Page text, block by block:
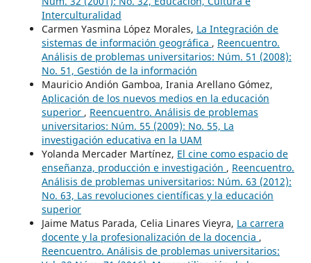
Interculturalidad
Carmen Yasmina López Morales, La Integración de
sistemas de información geográfica , Reencuentro.
Análisis de problemas universitarios: Núm. 51 (2008):
No. 51, Gestión de la información
Mauricio Andión Gamboa, Irania Arellano Gómez,
Aplicación de los nuevos medios en la educación
superior , Reencuentro. Análisis de problemas
universitarios: Núm. 55 (2009): No. 55, La
investigación educativa en la UAM
Yolanda Mercader Martínez, El cine como espacio de
enseñanza, producción e investigación , Reencuentro.
Análisis de problemas universitarios: Núm. 63 (2012):
No. 63, Las revoluciones científicas y la educación
superior
Jaime Matus Parada, Celia Linares Vieyra, La carrera
docente y la profesionalización de la docencia ,
Reencuentro. Análisis de problemas universitarios: